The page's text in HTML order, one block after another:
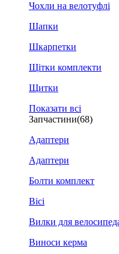
Чохли на велотуфлі
Шапки
Шкарпетки
Щітки комплекти
Щитки
Показати всі
Запчастини(68)
Адаптери
Адаптери
Болти комплект
Вісі
Вилки для
Виноси керма